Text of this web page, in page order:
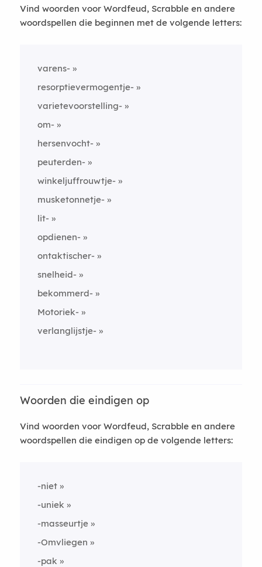
Vind woorden voor Wordfeud, Scrabble en andere
woordspellen die beginnen met de volgende letters:
varens-
resorptievermogentje-
varietevoorstelling-
om-
hersenvocht-
peuterden-
winkeljuffrouwtje-
musketonnetje-
lit-
opdienen-
ontaktischer-
snelheid-
bekommerd-
Motoriek-
verlanglijstje-
Woorden die eindigen op
Vind woorden voor Wordfeud, Scrabble en andere
woordspellen die eindigen op de volgende letters:
-niet
-uniek
-masseurtje
-Omvliegen
-pak